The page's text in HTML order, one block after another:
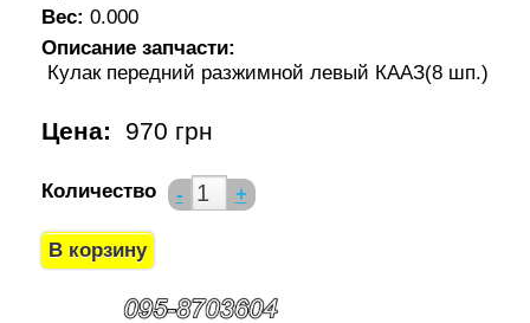
Вес: 0.000
Описание запчасти:
Кулак передний разжимной левый КААЗ(8 шп.)
Цена: 970 грн
Количество - +